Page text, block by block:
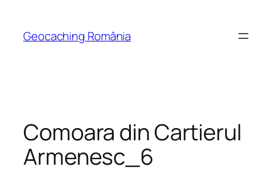
content
Geocaching România
Comoara din Cartierul
Armenesc_6